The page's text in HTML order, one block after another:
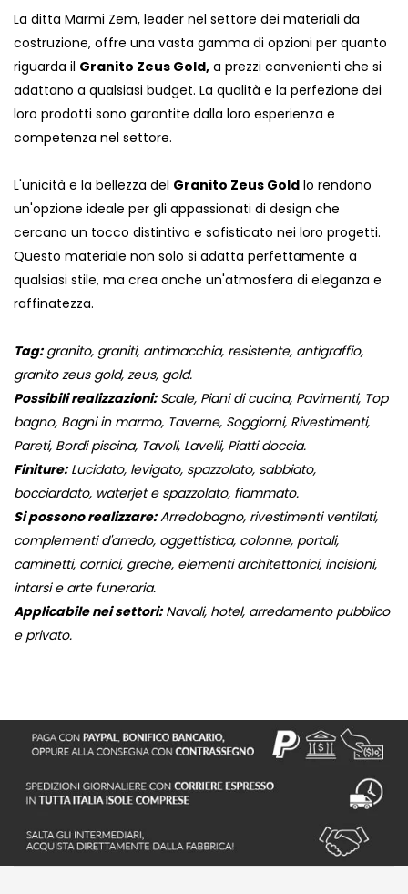
La ditta Marmi Zem, leader nel settore dei materiali da
costruzione, offre una vasta gamma di opzioni per quanto
riguarda il Granito Zeus Gold, a prezzi convenienti che si
adattano a qualsiasi budget. La qualità e la perfezione dei
loro prodotti sono garantite dalla loro esperienza e
competenza nel settore.
L'unicità e la bellezza del Granito Zeus Gold lo rendono
un'opzione ideale per gli appassionati di design che
cercano un tocco distintivo e sofisticato nei loro progetti.
Questo materiale non solo si adatta perfettamente a
qualsiasi stile, ma crea anche un'atmosfera di eleganza e
raffinatezza.
Tag:granito, graniti, antimacchia, resistente, antigraffio,
granito zeus gold, zeus, gold.
Possibili realizzazioni:Scale, Piani di cucina, Pavimenti, Top
bagno, Bagni in marmo, Taverne, Soggiorni, Rivestimenti,
Pareti, Bordi piscina, Tavoli, Lavelli, Piatti doccia.
Finiture:Lucidato, levigato, spazzolato, sabbiato,
bocciardato, waterjet e spazzolato, fiammato.
Si possono realizzare:Arredobagno, rivestimenti ventilati,
complementi d'arredo, oggettistica, colonne, portali,
caminetti, cornici, greche, elementi architettonici, incisioni,
intarsi e arte funeraria.
Applicabile nei settori:Navali, hotel, arredamento pubblico
e privato.